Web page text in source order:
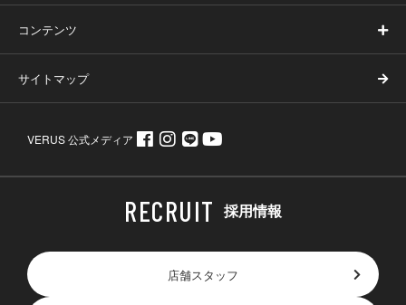
コンテンツ
サイトマップ
VERUS 公式メディア
採用情報
店舗スタッフ